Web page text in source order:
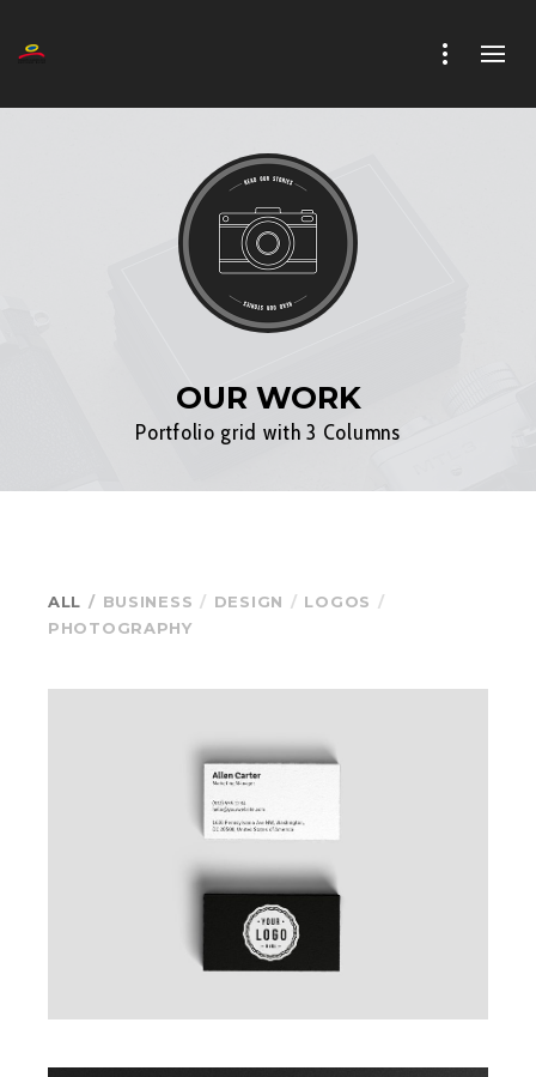
OUR WORK
Portfolio grid with 3 Columns
ALL BUSINESS DESIGN
LOGOS
PHOTOGRAPHY